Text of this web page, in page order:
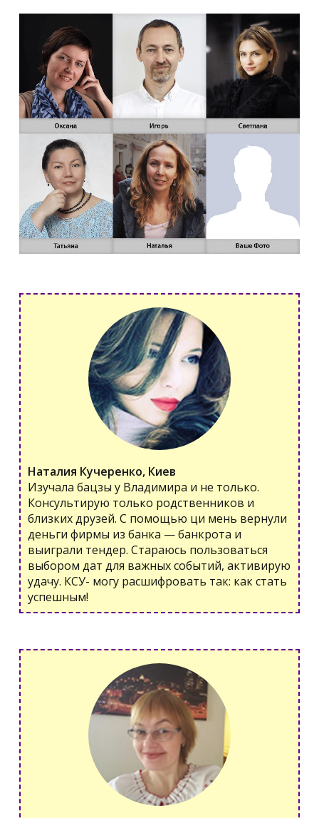
Наталия Кучеренко, Киев
Изучала бацзы у Владимира и не только.
Консультирую только родственников и
близких друзей. С помощью ци мень вернули
деньги фирмы из банка — банкрота и
выиграли тендер. Стараюсь пользоваться
выбором дат для важных событий, активирую
удачу. КСУ- могу расшифровать так: как стать
успешным!